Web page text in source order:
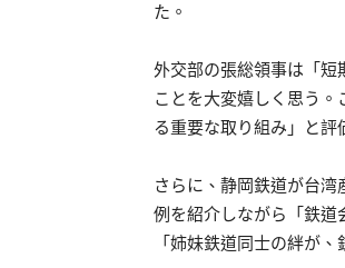
た。
外交部の張総領事は「
ことを大変嬉しく思う
る重要な取り組み」と評
さらに、静岡鉄道が台
例を紹介しながら「鉄道
「姉妹鉄道同士の絆が